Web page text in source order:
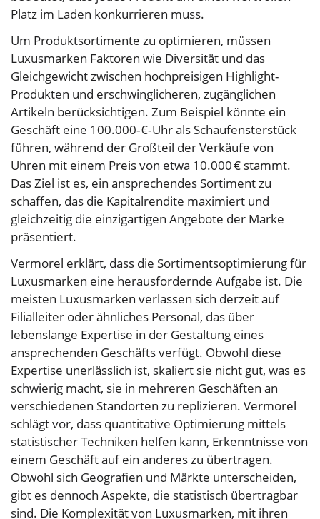
Platz im Laden konkurrieren muss.
Um Produktsortimente zu optimieren, müssen
Luxusmarken Faktoren wie Diversität und das
Gleichgewicht zwischen hochpreisigen Highlight-
Produkten und erschwinglicheren, zugänglichen
Artikeln berücksichtigen. Zum Beispiel könnte ein
Geschäft eine 100.000‑€‑Uhr als Schaufensterstück
führen, während der Großteil der Verkäufe von
Uhren mit einem Preis von etwa 10.000 € stammt.
Das Ziel ist es, ein ansprechendes Sortiment zu
schaffen, das die Kapitalrendite maximiert und
gleichzeitig die einzigartigen Angebote der Marke
präsentiert.
Vermorel erklärt, dass die Sortimentsoptimierung für
Luxusmarken eine herausfordernde Aufgabe ist. Die
meisten Luxusmarken verlassen sich derzeit auf
Filialleiter oder ähnliches Personal, das über
lebenslange Expertise in der Gestaltung eines
ansprechenden Geschäfts verfügt. Obwohl diese
Expertise unerlässlich ist, skaliert sie nicht gut, was es
schwierig macht, sie in mehreren Geschäften an
verschiedenen Standorten zu replizieren. Vermorel
schlägt vor, dass quantitative Optimierung mittels
statistischer Techniken helfen kann, Erkenntnisse von
einem Geschäft auf ein anderes zu übertragen.
Obwohl sich Geografien und Märkte unterscheiden,
gibt es dennoch Aspekte, die statistisch übertragbar
sind. Die Komplexität von Luxusmarken, mit ihren